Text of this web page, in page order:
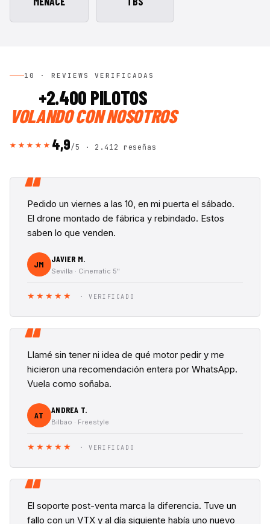
10 · REVIEWS VERIFICADAS
+2.400 PILOTOS
VOLANDO CON NOSOTROS
★★★★★ 4,9/5 · 2.412 reseñas
“
Pedido un viernes a las 10, en mi puerta el sábado.
El drone montado de fábrica y rebindado. Estos
saben lo que venden.
JM
JAVIER M.
Sevilla · Cinematic 5"
★★★★★ · VERIFICADO
“
Llamé sin tener ni idea de qué motor pedir y me
hicieron una recomendación entera por WhatsApp.
Vuela como soñaba.
AT
ANDREA T.
Bilbao · Freestyle
★★★★★ · VERIFICADO
“
El soporte post-venta marca la diferencia. Tuve un
fallo con un VTX y al día siguiente había uno nuevo